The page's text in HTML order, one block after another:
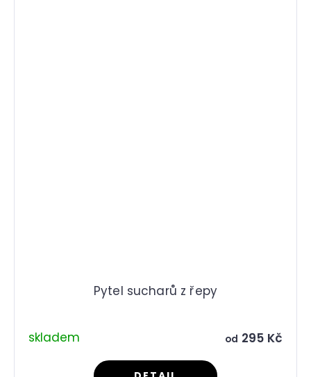
Pytel sucharů z řepy
skladem od 295 Kč